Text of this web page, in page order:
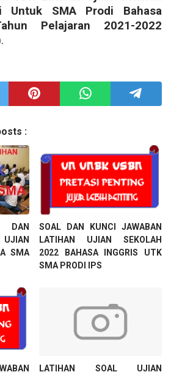
Untuk SMA Prodi Bahasa
Pelajaran 2021-2022
:
SMA
SOAL DAN KUNCI JAWABAN
LATIHAN UJIAN SEKOLAH
2022 BAHASA INGGRIS UTK
SMA PRODI IPS
LATIHAN SOAL UJIAN